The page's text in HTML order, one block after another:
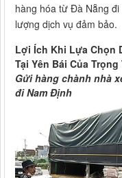
hàng hóa từ Đà Nẵng
lượng dịch vụ đảm bảo.
Lợi Ích Khi Lựa Chọn
Tại Yên Bái Của Trọng
Gửi hàng chành nhà
đi Nam Định